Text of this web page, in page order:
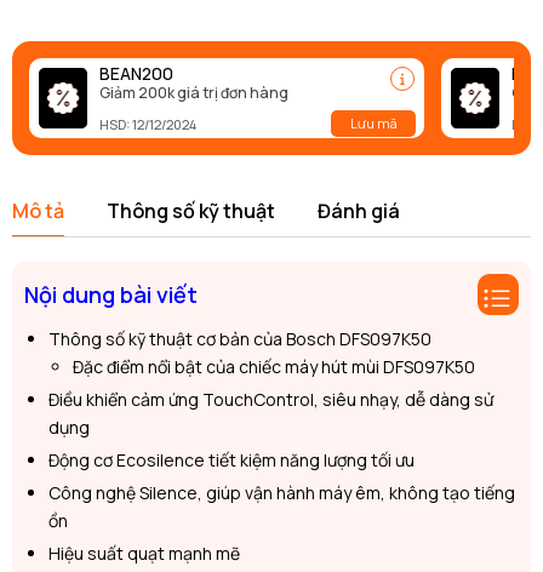
BEAN200
Giảm 200k giá trị đơn hàng
HSD: 12/12/2024 Lưu mã
Mô tả Thông số kỹ thuật Đánh giá
Nội dung bài viết
Thông số kỹ thuật cơ bản của Bosch DFS097K50
Đặc điểm nổi bật của chiếc máy hút mùi DFS097K50
Điều khiển cảm ứng TouchControl, siêu nhạy, dễ dàng sử
dụng
Động cơ Ecosilence tiết kiệm năng lượng tối ưu
Công nghệ Silence, giúp vận hành máy êm, không tạo tiếng
ồn
Hiệu suất quạt mạnh mẽ